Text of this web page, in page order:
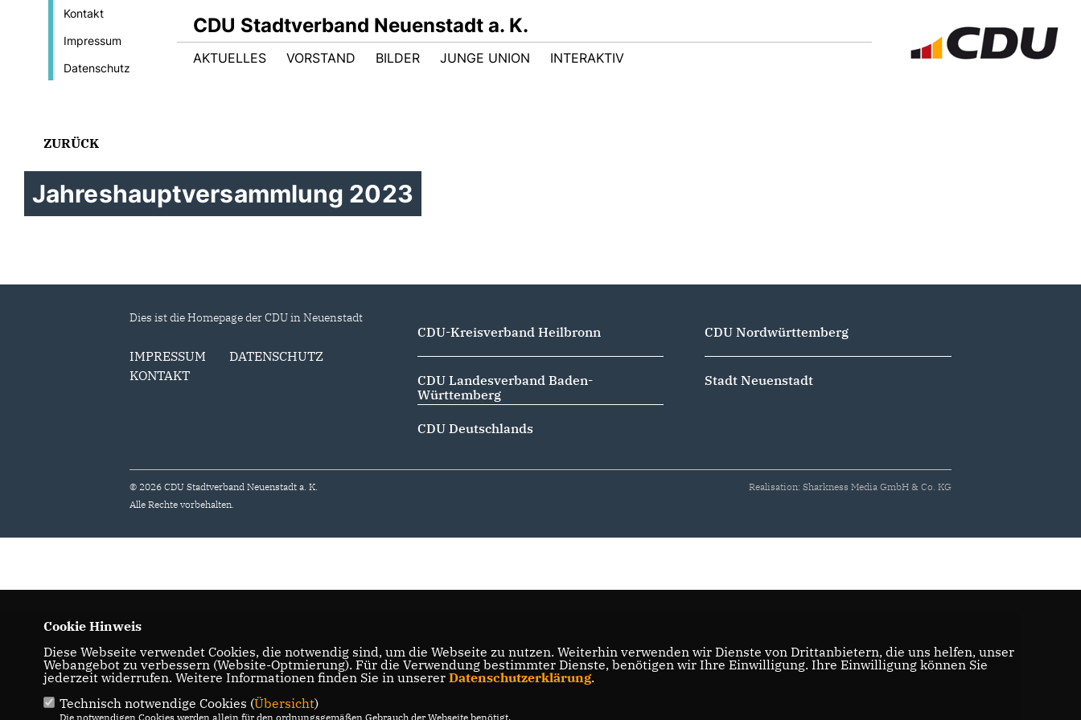
Kontakt
Impressum
Datenschutz
CDU Stadtverband Neuenstadt a. K.
AKTUELLES VORSTAND BILDER JUNGE UNION INTERAKTIV
ZURÜCK
Jahreshauptversammlung 2023
Dies ist die Homepage der CDU in Neuenstadt
IMPRESSUM
DATENSCHUTZ
KONTAKT
CDU-Kreisverband Heilbronn
CDU Landesverband Baden-
Württemberg
CDU Deutschlands
CDU Nordwürttemberg
Stadt Neuenstadt
© 2026 CDU Stadtverband Neuenstadt a. K.
Alle Rechte vorbehalten.
Realisation: Sharkness Media GmbH & Co. KG
Cookie Hinweis
Diese Webseite verwendet Cookies, die notwendig sind, um die Webseite zu nutzen. Weiterhin verwenden wir Dienste von Drittanbietern, die uns helfen, unser
Webangebot zu verbessern (Website-Optmierung). Für die Verwendung bestimmter Dienste, benötigen wir Ihre Einwilligung. Ihre Einwilligung können Sie
jederzeit widerrufen. Weitere Informationen finden Sie in unserer Datenschutzerklärung.
Technisch notwendige Cookies (Übersicht)
Die notwendigen Cookies werden allein für den ordnungsgemäßen Gebrauch der Webseite benötigt.